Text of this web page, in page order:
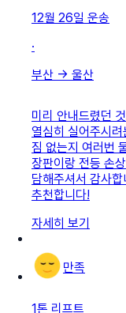
12월 26일 운송
·
부산 → 울산
미리 안내드렸던
열심히 실어주시
짐 없는지 여러번
장판이랑 전등 손
담해주셔서 감사
추천합니다!
자세히 보기
만족
1톤 리프트